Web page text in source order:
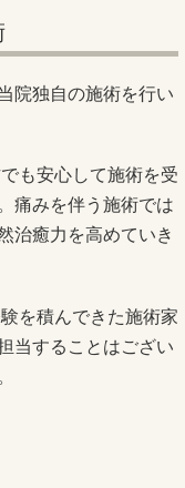
院独自の施術を行い
も安心して施術を受
痛みを伴う施術では
治癒力を高めていき
を積んできた施術家
当することはござい